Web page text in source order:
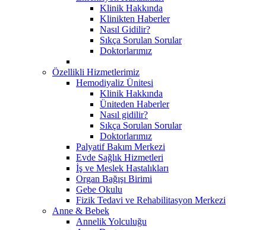
Klinik Hakkında
Klinikten Haberler
Nasıl Gidilir?
Sıkça Sorulan Sorular
Doktorlarımız
Özellikli Hizmetlerimiz
Hemodiyaliz Ünitesi
Klinik Hakkında
Üniteden Haberler
Nasıl gidilir?
Sıkça Sorulan Sorular
Doktorlarımız
Palyatif Bakım Merkezi
Evde Sağlık Hizmetleri
İş ve Meslek Hastalıkları
Organ Bağışı Birimi
Gebe Okulu
Fizik Tedavi ve Rehabilitasyon Merkezi
Anne & Bebek
Annelik Yolculuğu